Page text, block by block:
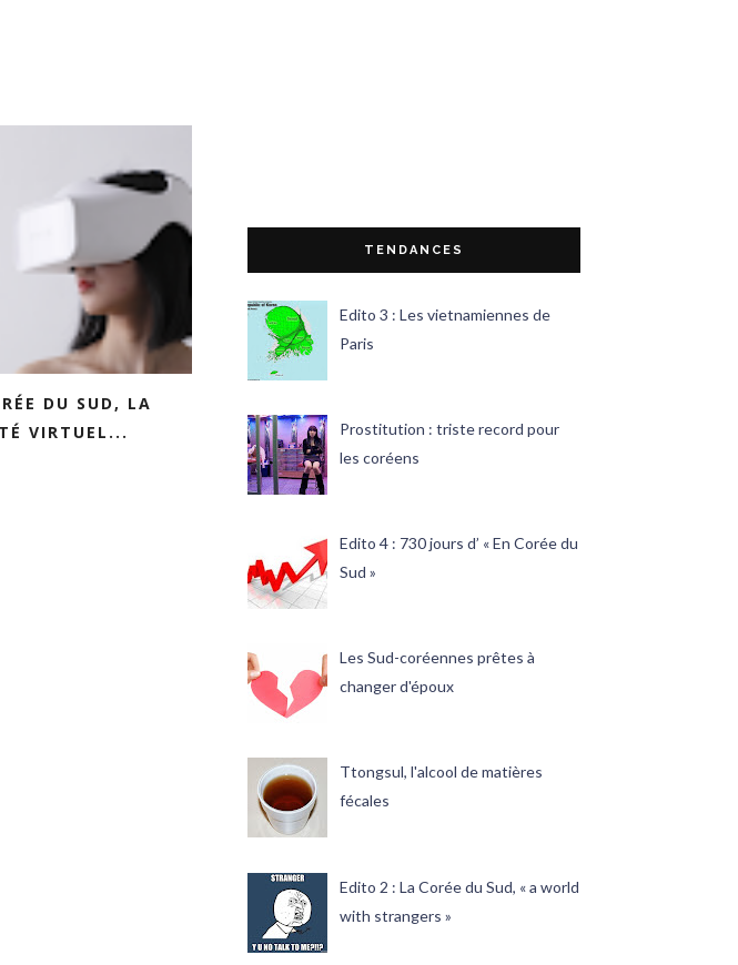
DU SUD, LA
VIRTUEL...
TENDANCES
Edito 3 : Les vietnamiennes de
Paris
Prostitution : triste record pour
les coréens
Edito 4 : 730 jours d’ « En Corée du
Sud »
Les Sud-coréennes prêtes à
changer d'époux
Ttongsul, l'alcool de matières
fécales
Edito 2 : La Corée du Sud, « a world
with strangers »